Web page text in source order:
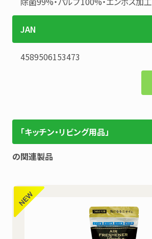
JAN
4589506153473
「キッチン・リビング用品」
の関連製品